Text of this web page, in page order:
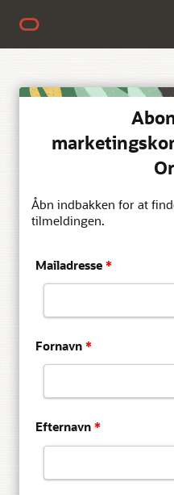
Åbn indbakken for at
tilmeldingen.
Mailadresse *
Fornavn *
Efternavn *